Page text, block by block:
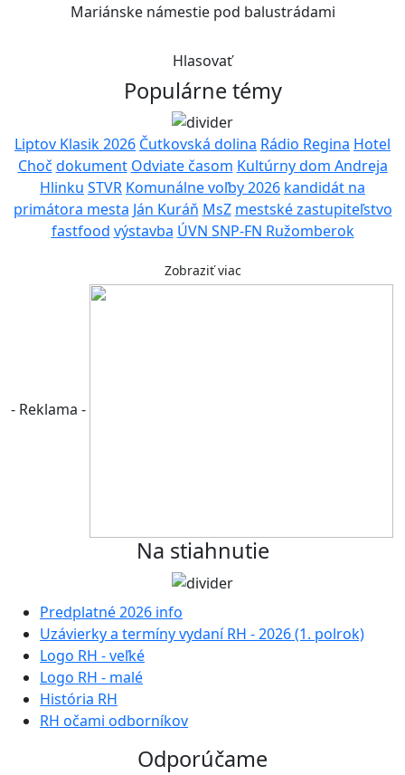
Mariánske námestie pod balustrádami
Hlasovať
Populárne témy
Liptov Klasik 2026 Čutkovská dolina Rádio Regina Hotel
Choč dokument Odviate časom Kultúrny dom Andreja
Hlinku STVR Komunálne voľby 2026 kandidát na
primátora mesta Ján Kuráň MsZ mestské zastupiteľstvo
fastfood výstavba ÚVN SNP-FN Ružomberok
Zobraziť viac
- Reklama -
Na stiahnutie
Predplatné 2026 info
Uzávierky a termíny vydaní RH - 2026 (1. polrok)
Logo RH - veľké
Logo RH - malé
História RH
RH očami odborníkov
Odporúčame